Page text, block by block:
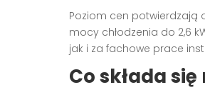
Poziom cen potwierdzają
mocy chłodzenia do 2,6
jak i za fachowe prace
Co składa